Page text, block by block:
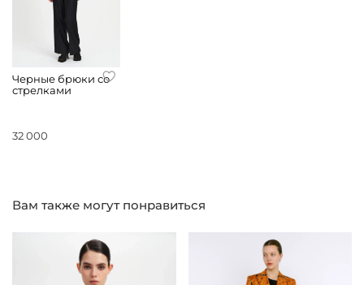
Черные брюки со
стрелками
32 000
Вам также могут понравиться